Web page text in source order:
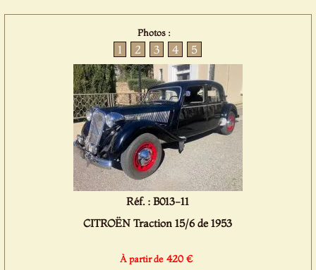
Photos :
1 2 3 4 5
Réf. : B013-11
CITROËN Traction 15/6 de 1953
À partir de 420 €